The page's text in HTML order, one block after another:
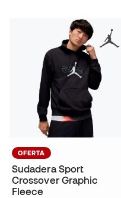
OFERTA
Sudadera Sport
Crossover Graphic
Fleece